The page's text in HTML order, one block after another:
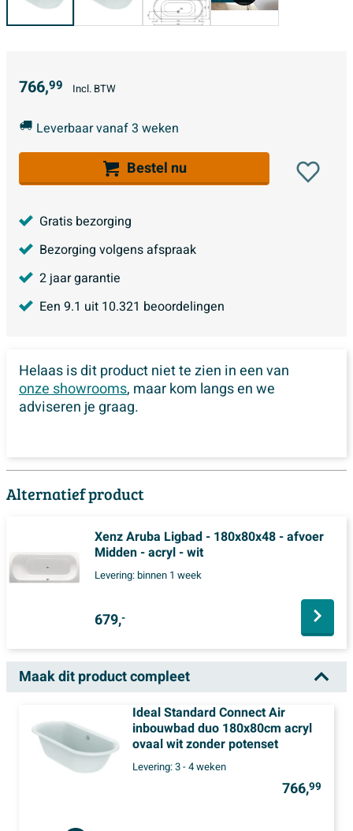
766,99 Incl. BTW
Leverbaar vanaf 3 weken
Bestel nu
Gratis bezorging
Bezorging volgens afspraak
2 jaar garantie
Een 9.1 uit 10.321 beoordelingen
Helaas is dit product niet te zien in een van
onze showrooms, maar kom langs en we
adviseren je graag.
Alternatief product
Xenz Aruba Ligbad - 180x80x48 - afvoer
Midden - acryl - wit
Levering:binnen 1 week
679,-
Maak dit product compleet
Ideal Standard Connect Air
inbouwbad duo 180x80cm acryl
ovaal wit zonder potenset
Levering:3 - 4 weken
766,99